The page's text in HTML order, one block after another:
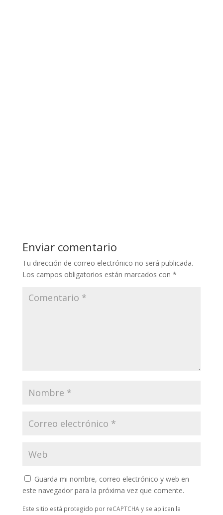
Enviar comentario
Tu dirección de correo electrónico no será publicada.
Los campos obligatorios están marcados con *
Guarda mi nombre, correo electrónico y web en
este navegador para la próxima vez que comente.
Este sitio está protegido por reCAPTCHA y se aplican la